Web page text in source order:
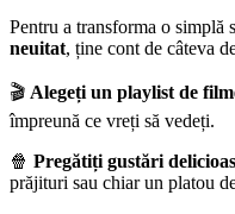
Pentru a transforma o simplă
neuitat, ține cont de câteva
🎬 Alegeți un playlist de
împreună ce vreți să vedeți.
🍿 Pregătiți gustări
prăjituri sau chiar un platou